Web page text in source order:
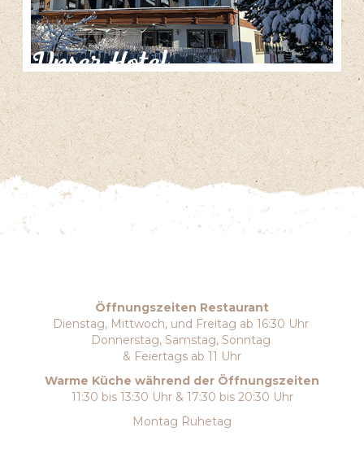
Unser Hotel
Öffnungszeiten Restaurant
Dienstag, Mittwoch, und Freitag ab 16:30 Uhr
Donnerstag, Samstag, Sonntag
& Feiertags ab 11 Uhr
Warme Küche während der Öffnungszeiten
11:30 bis 13:30 Uhr & 17:30 bis 20:30 Uhr
Montag Ruhetag